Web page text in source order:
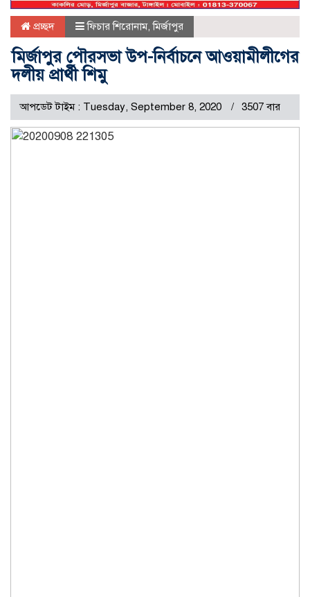
প্রচ্ছদ ফিচার শিরোনাম,মির্জাপুর
মির্জাপুর পৌরসভা উপ-নির্বাচনে আওয়ামীলীগের
দলীয় প্রার্থী শিমু
আপডেট টাইম : Tuesday, September 8, 2020 3507 বার